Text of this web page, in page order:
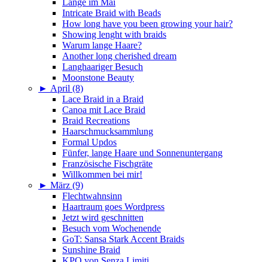
Länge im Mai
Intricate Braid with Beads
How long have you been growing your hair?
Showing lenght with braids
Warum lange Haare?
Another long cherished dream
Langhaariger Besuch
Moonstone Beauty
► April (8)
Lace Braid in a Braid
Canoa mit Lace Braid
Braid Recreations
Haarschmucksammlung
Formal Updos
Fünfer, lange Haare und Sonnenuntergang
Französische Fischgräte
Willkommen bei mir!
► März (9)
Flechtwahnsinn
Haartraum goes Wordpress
Jetzt wird geschnitten
Besuch vom Wochenende
GoT: Sansa Stark Accent Braids
Sunshine Braid